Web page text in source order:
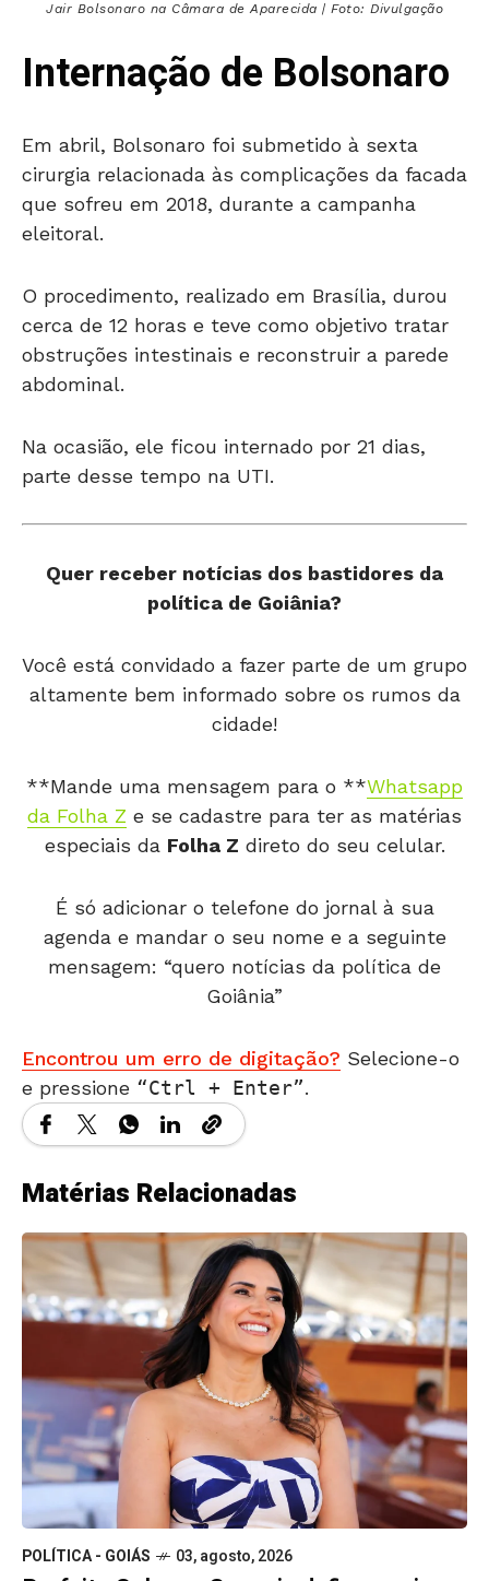
Jair Bolsonaro na Câmara de Aparecida | Foto: Divulgação
Internação de Bolsonaro
Em abril, Bolsonaro foi submetido à sexta
cirurgia relacionada às complicações da facada
que sofreu em 2018, durante a campanha
eleitoral.
O procedimento, realizado em Brasília, durou
cerca de 12 horas e teve como objetivo tratar
obstruções intestinais e reconstruir a parede
abdominal.
Na ocasião, ele ficou internado por 21 dias,
parte desse tempo na UTI.
Quer receber notícias dos bastidores da
política de Goiânia?
Você está convidado a fazer parte de um grupo
altamente bem informado sobre os rumos da
cidade!
**Mande uma mensagem para o **Whatsapp
da Folha Z e se cadastre para ter as matérias
especiais da Folha Z direto do seu celular.
É só adicionar o telefone do jornal à sua
agenda e mandar o seu nome e a seguinte
mensagem: “quero notícias da política de
Goiânia”
Encontrou um erro de digitação? Selecione-o
e pressione
Ctrl + Enter .
Matérias Relacionadas
POLÍTICA - GOIÁS 03, agosto, 2026